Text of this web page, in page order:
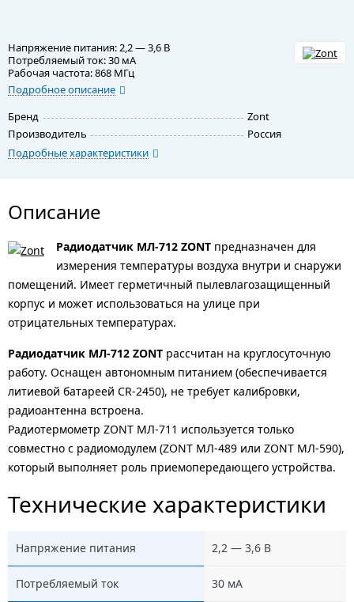
Напряжение питания: 2,2 — 3,6 В
Потребляемый ток: 30 мА
Рабочая частота: 868 МГц
Подробное описание
Бренд
Zont
Производитель
Россия
Подробные характеристики
Описание
Радиодатчик МЛ-712 ZONT предназначен для
измерения температуры воздуха внутри и снаружи
помещений. Имеет герметичный пылевлагозащищенный
корпус и может использоваться на улице при
отрицательных температурах.
Радиодатчик МЛ-712 ZONT рассчитан на круглосуточную
работу. Оснащен автономным питанием (обеспечивается
литиевой батареей CR-2450), не требует калибровки,
радиоантенна встроена.
Радиотермометр ZONT МЛ-711 используется только
совместно с радиомодулем (ZONT МЛ-489 или ZONT МЛ-590),
который выполняет роль приемопередающего устройства.
Технические характеристики
Напряжение питания 2,2 — 3,6 В
Потребляемый ток 30 мА